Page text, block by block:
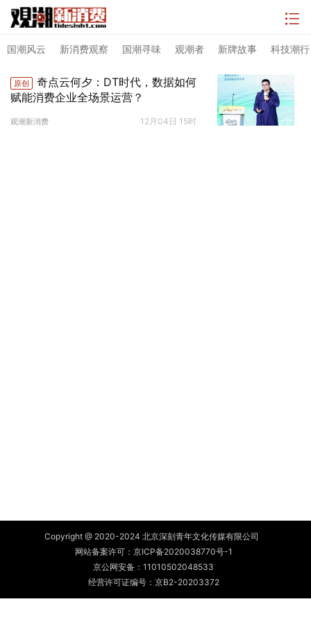
国潮风云 新消费观察 国潮寻味 观潮者 新牌故事 科技潮行
原创
奇点云何夕：DT时代，数据如何
赋能消费企业全场景运营？
观潮新消费 12月04日 15时
Copyright @ 2020-2024 北京深刻青年文化传媒有限公司
网站备案许可： 京ICP备2020038770号-1
京公网安备： 11010502048533
经营许可证编号：京B2-20203372